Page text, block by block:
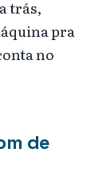
trás,
pra
no
de